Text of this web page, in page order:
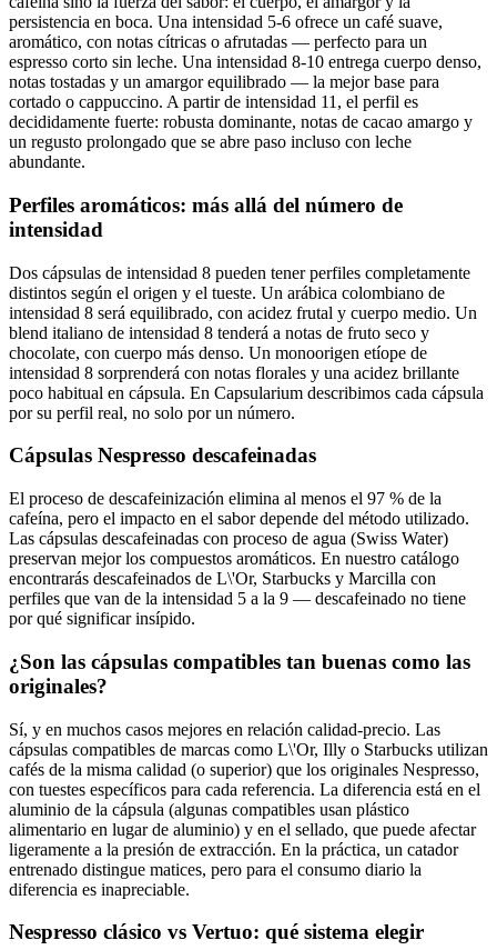
persistencia en boca. Una intensidad 5-6 ofrece un café suave,
aromático, con notas cítricas o afrutadas — perfecto para un
espresso corto sin leche. Una intensidad 8-10 entrega cuerpo denso,
notas tostadas y un amargor equilibrado — la mejor base para
cortado o cappuccino. A partir de intensidad 11, el perfil es
decididamente fuerte: robusta dominante, notas de cacao amargo y
un regusto prolongado que se abre paso incluso con leche
abundante.
Perfiles aromáticos: más allá del número de
intensidad
Dos cápsulas de intensidad 8 pueden tener perfiles completamente
distintos según el origen y el tueste. Un arábica colombiano de
intensidad 8 será equilibrado, con acidez frutal y cuerpo medio. Un
blend italiano de intensidad 8 tenderá a notas de fruto seco y
chocolate, con cuerpo más denso. Un monoorigen etíope de
intensidad 8 sorprenderá con notas florales y una acidez brillante
poco habitual en cápsula. En Capsularium describimos cada cápsula
por su perfil real, no solo por un número.
Cápsulas Nespresso descafeinadas
El proceso de descafeinización elimina al menos el 97 % de la
cafeína, pero el impacto en el sabor depende del método utilizado.
Las cápsulas descafeinadas con proceso de agua (Swiss Water)
preservan mejor los compuestos aromáticos. En nuestro catálogo
encontrarás descafeinados de L\'Or, Starbucks y Marcilla con
perfiles que van de la intensidad 5 a la 9 — descafeinado no tiene
por qué significar insípido.
¿Son las cápsulas compatibles tan buenas como las
originales?
Sí, y en muchos casos mejores en relación calidad-precio. Las
cápsulas compatibles de marcas como L\'Or, Illy o Starbucks utilizan
cafés de la misma calidad (o superior) que los originales Nespresso,
con tuestes específicos para cada referencia. La diferencia está en el
aluminio de la cápsula (algunas compatibles usan plástico
alimentario en lugar de aluminio) y en el sellado, que puede afectar
ligeramente a la presión de extracción. En la práctica, un catador
entrenado distingue matices, pero para el consumo diario la
diferencia es inapreciable.
Nespresso clásico vs Vertuo: qué sistema elegir